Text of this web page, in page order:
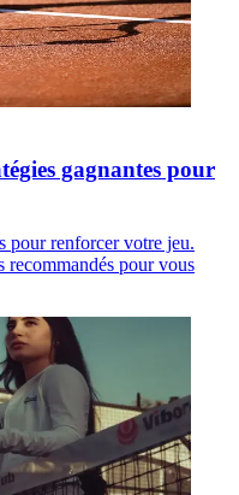
gagnantes pour
pour renforcer votre jeu.
recommandés pour vous